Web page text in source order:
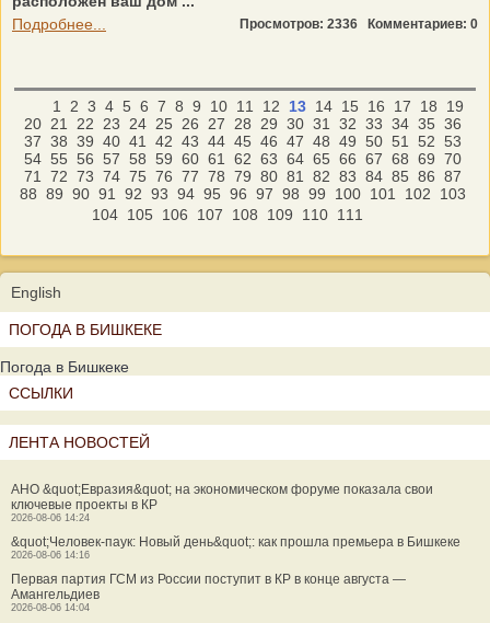
Подробнее...
Просмотров: 2336 Комментариев: 0
1 2 3 4 5 6 7 8 9 10 11 12 13 14 15 16 17 18
19
20 21 22 23 24 25 26 27 28 29 30 31 32 33 34 35 36
37 38 39 40 41 42 43 44 45 46 47 48 49 50 51 52 53
54 55 56 57 58 59 60 61 62 63 64 65 66 67 68 69 70
71
72 73 74 75 76 77 78 79 80 81 82 83 84 85 86 87
88 89 90 91 92 93 94 95 96 97 98 99 100 101 102
103
104 105 106 107 108 109 110 111
English
ПОГОДА В БИШКЕКЕ
Погода в Бишкеке
ССЫЛКИ
ЛЕНТА НОВОСТЕЙ
АНО &quot;Евразия&quot; на экономическом форуме показала свои
ключевые проекты в КР
2026-08-06 14:24
&quot;Человек-паук: Новый день&quot;: как прошла премьера в Бишкеке
2026-08-06 14:16
Первая партия ГСМ из России поступит в КР в конце августа —
Амангельдиев
2026-08-06 14:04